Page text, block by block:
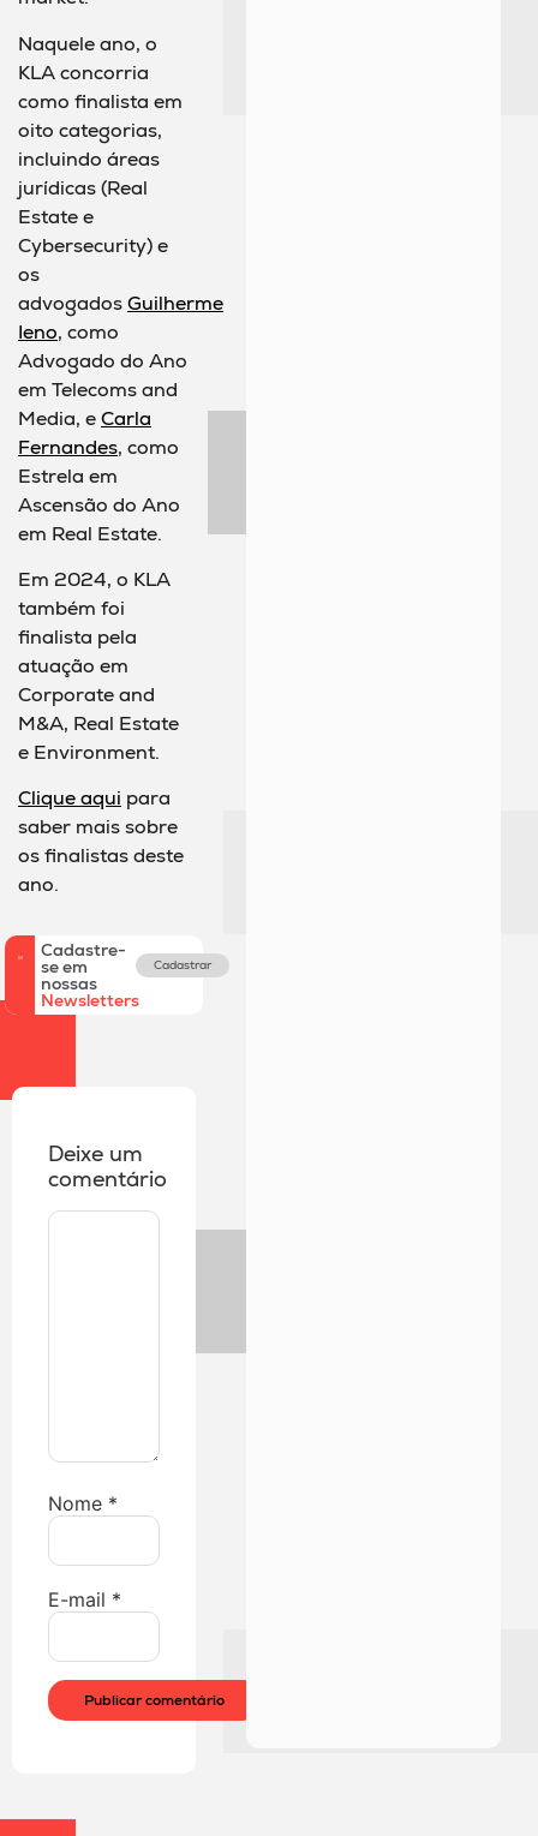
Naquele ano, o
KLA concorria
como finalista em
oito categorias,
incluindo áreas
jurídicas (Real
Estate e
Cybersecurity) e
os
advogadosGuilherme
Ieno, como
Advogado do Ano
em Telecoms and
Media, eCarla
Fernandes, como
Estrela em
Ascensão do Ano
em Real Estate.
Em 2024, o KLA
também foi
finalista pela
atuação em
Corporate and
M&A, Real Estate
e Environment.
Clique aqui para
saber mais sobre
os finalistas deste
ano.
Cadastre-
se em
nossas
Newsletters
Cadastrar
Deixe um
comentário
Nome *
E-mail *